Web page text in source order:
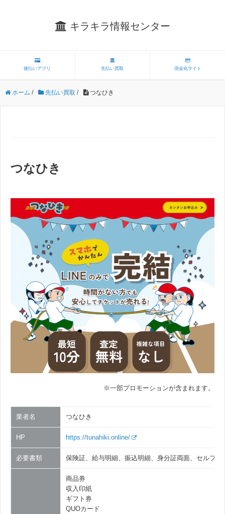
キラキラ情報センター
後払いアプリ 先払い買取 現金化サイト
ホーム / 先払い買取 / つなひき
つなひき
※一部プロモーションが含まれます。
業者名 つなひき
HP https://tunahiki.online/
必要書類 保険証、給与明細、振込明細、身分証両面、セルフィ
商品券
収入印紙
ギフト券
QUOカード